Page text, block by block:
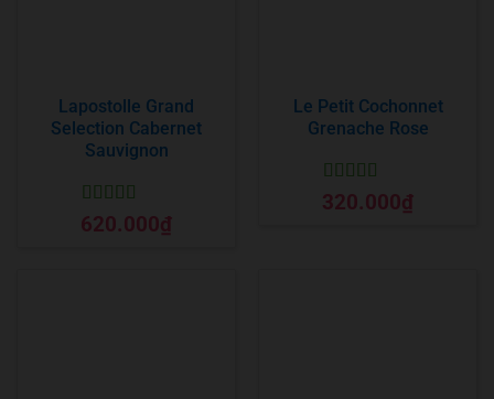
Lapostolle Grand
Selection Cabernet
Sauvignon
Được xếp
hạng55 sao
620.000₫
Le Petit Cochonnet
Grenache Rose
Được xếp
hạng55 sao
320.000₫